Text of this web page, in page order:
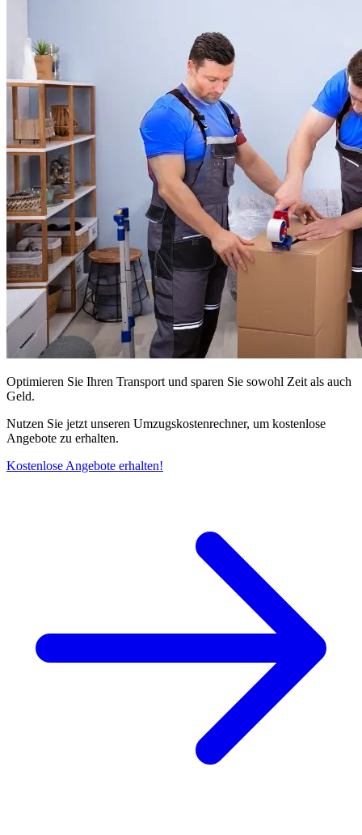
Optimieren Sie Ihren Transport und sparen Sie sowohl Zeit als auch
Geld.
Nutzen Sie jetzt unseren Umzugskostenrechner, um kostenlose
Angebote zu erhalten.
Kostenlose Angebote erhalten!